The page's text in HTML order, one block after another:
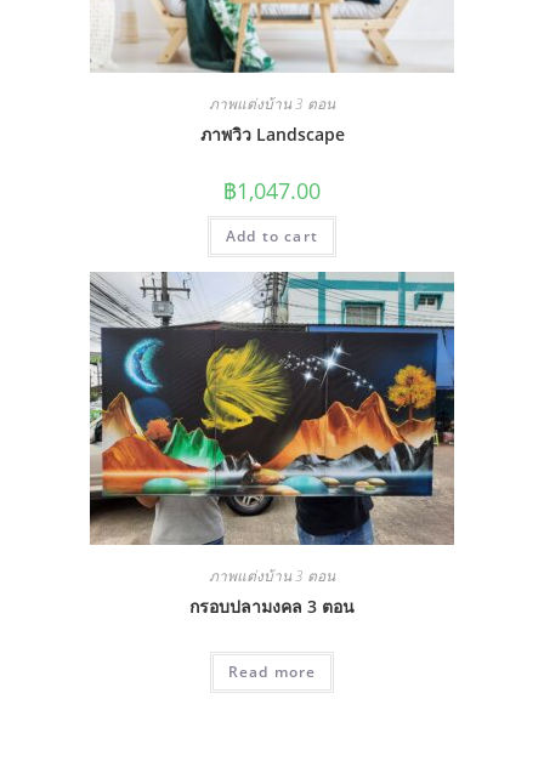
ภาพแต่งบ้าน 3 ตอน
ภาพวิว Landscape
฿1,047.00
Add to cart
ภาพแต่งบ้าน 3 ตอน
กรอบปลามงคล 3 ตอน
Read more